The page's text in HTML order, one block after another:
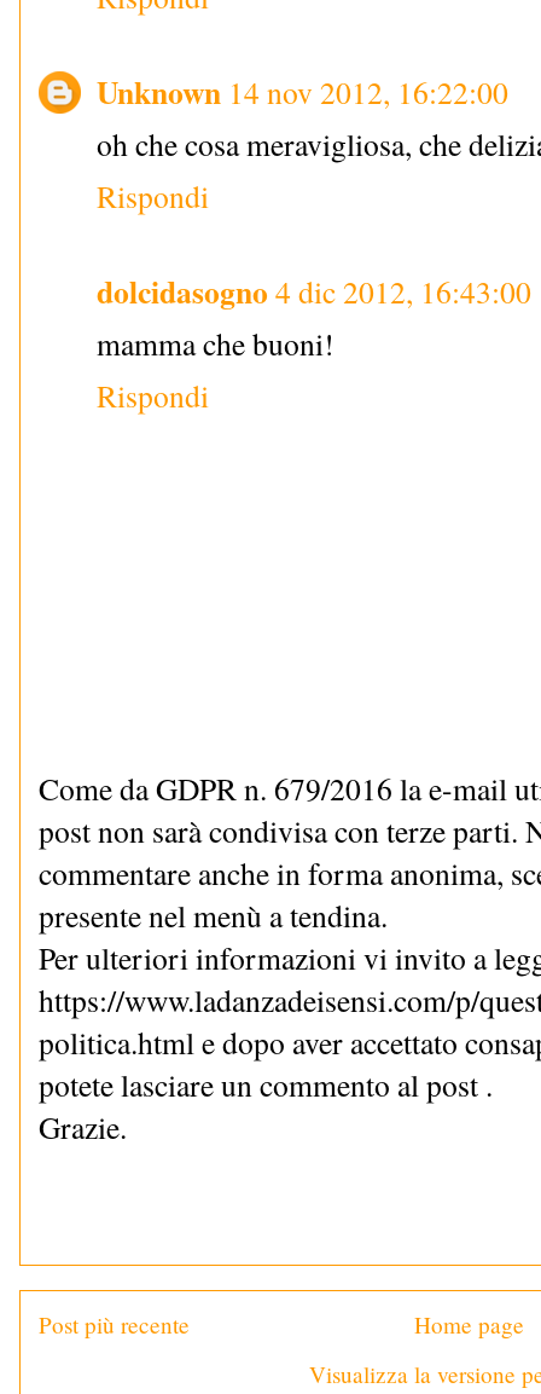
Unknown 14 nov 2012, 16:22:00
oh che cosa meravigliosa, che
Rispondi
dolcidasogno 4 dic 2012, 16:43:00
mamma che buoni!
Rispondi
Come da GDPR n. 679/2016 la e-mail
post non sarà condivisa con terze parti.
commentare anche in forma anonima,
presente nel menù a tendina.
Per ulteriori informazioni vi invito a
https://www.ladanzadeisensi.com/p/
politica.html e dopo aver accettato
potete lasciare un commento al post .
Grazie.
Post più recente
Home page
Visualizza la versione